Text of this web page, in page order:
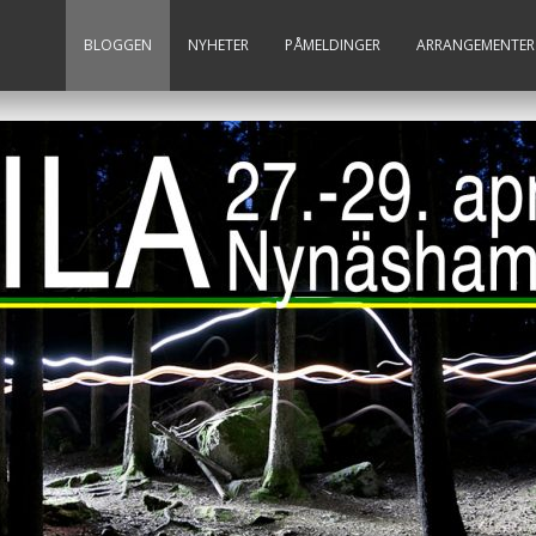
BLOGGEN NYHETER PÅMELDINGER ARRANGEMENTER